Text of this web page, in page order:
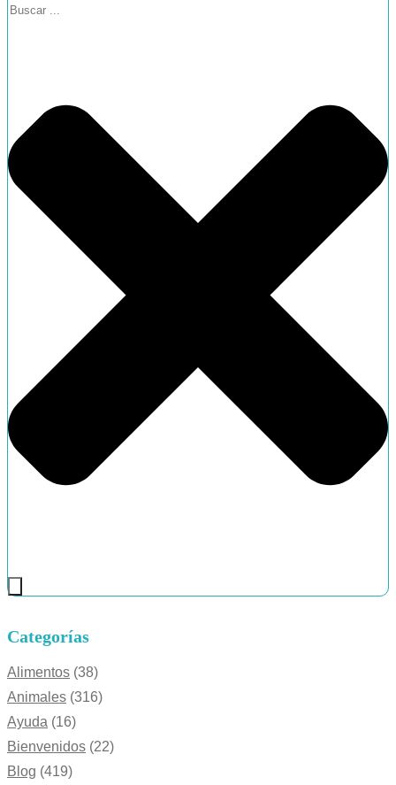
Categorías
Alimentos (38)
Animales (316)
Ayuda (16)
Bienvenidos (22)
Blog (419)